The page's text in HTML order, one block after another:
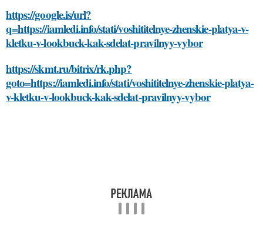
https://google.is/url?
q=https://iamledi.info/stati/voshititelnye-zhenskie-platya-v-
kletku-v-lookbuck-kak-sdelat-pravilnyy-vybor
https://skmt.ru/bitrix/rk.php?
goto=https://iamledi.info/stati/voshititelnye-zhenskie-platya-
v-kletku-v-lookbuck-kak-sdelat-pravilnyy-vybor